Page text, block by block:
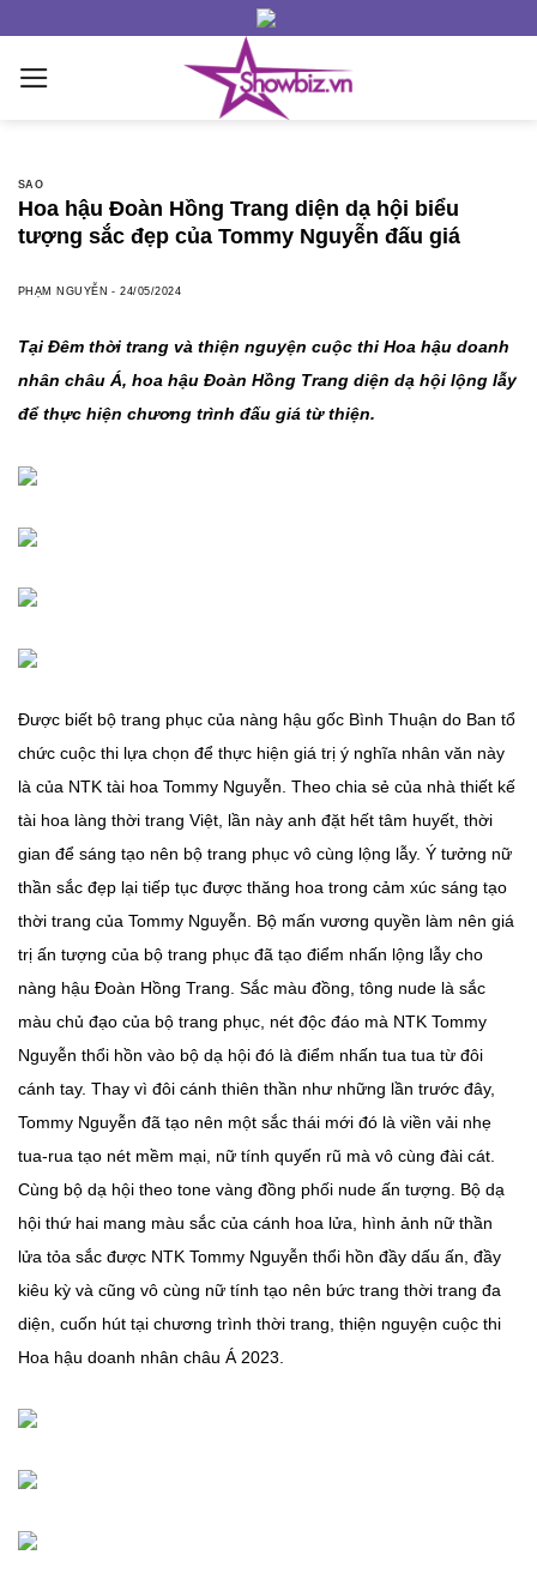
content
SAO
Hoa hậu Đoàn Hồng Trang diện dạ hội biểu
tượng sắc đẹp của Tommy Nguyễn đấu giá
PHẠM NGUYỄN -24/05/2024
Tại Đêm thời trang và thiện nguyện cuộc thi Hoa hậu doanh
nhân châu Á, hoa hậu Đoàn Hồng Trang diện dạ hội lộng lẫy
để thực hiện chương trình đấu giá từ thiện.
Được biết bộ trang phục của nàng hậu gốc Bình Thuận do Ban tổ
chức cuộc thi lựa chọn để thực hiện giá trị ý nghĩa nhân văn này
là của NTK tài hoa Tommy Nguyễn. Theo chia sẻ của nhà thiết kế
tài hoa làng thời trang Việt, lần này anh đặt hết tâm huyết, thời
gian để sáng tạo nên bộ trang phục vô cùng lộng lẫy. Ý tưởng nữ
thần sắc đẹp lại tiếp tục được thăng hoa trong cảm xúc sáng tạo
thời trang của Tommy Nguyễn. Bộ mấn vương quyền làm nên giá
trị ấn tượng của bộ trang phục đã tạo điểm nhấn lộng lẫy cho
nàng hậu Đoàn Hồng Trang. Sắc màu đồng, tông nude là sắc
màu chủ đạo của bộ trang phục, nét độc đáo mà NTK Tommy
Nguyễn thổi hồn vào bộ dạ hội đó là điểm nhấn tua tua từ đôi
cánh tay. Thay vì đôi cánh thiên thần như những lần trước đây,
Tommy Nguyễn đã tạo nên một sắc thái mới đó là viền vải nhẹ
tua-rua tạo nét mềm mại, nữ tính quyến rũ mà vô cùng đài cát.
Cùng bộ dạ hội theo tone vàng đồng phối nude ấn tượng. Bộ dạ
hội thứ hai mang màu sắc của cánh hoa lửa, hình ảnh nữ thần
lửa tỏa sắc được NTK Tommy Nguyễn thổi hồn đầy dấu ấn, đầy
kiêu kỳ và cũng vô cùng nữ tính tạo nên bức trang thời trang đa
diện, cuốn hút tại chương trình thời trang, thiện nguyện cuộc thi
Hoa hậu doanh nhân châu Á 2023.